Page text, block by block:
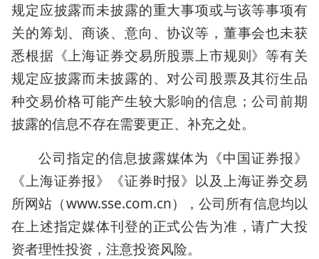
规定应披露而未披露的重大事项或与该等事项有
关的筹划、商谈、意向、协议等，董事会也未获
悉根据《上海证券交易所股票上市规则》等有关
规定应披露而未披露的、对公司股票及其衍生品
种交易价格可能产生较大影响的信息；公司前期
披露的信息不存在需要更正、补充之处。
公司指定的信息披露媒体为《中国证券报》
《上海证券报》《证券时报》以及上海证券交易
所网站（www.sse.com.cn），公司所有信息均以
在上述指定媒体刊登的正式公告为准，请广大投
资者理性投资，注意投资风险。